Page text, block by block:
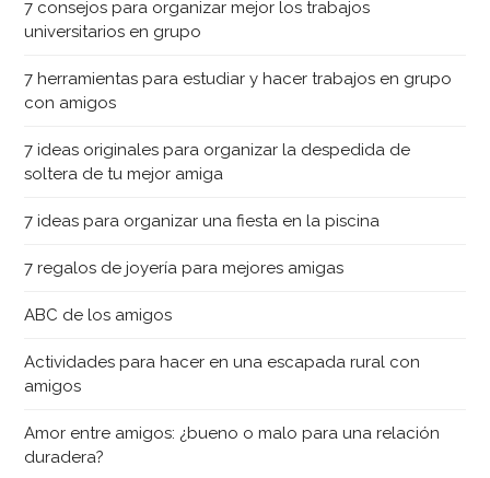
7 consejos para organizar mejor los trabajos
universitarios en grupo
7 herramientas para estudiar y hacer trabajos en grupo
con amigos
7 ideas originales para organizar la despedida de
soltera de tu mejor amiga
7 ideas para organizar una fiesta en la piscina
7 regalos de joyería para mejores amigas
ABC de los amigos
Actividades para hacer en una escapada rural con
amigos
Amor entre amigos: ¿bueno o malo para una relación
duradera?